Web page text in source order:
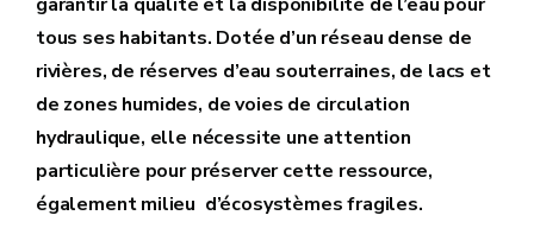
tous ses habitants. Dotée d’un réseau dense de
rivières, de réserves d’eau souterraines, de lacs et
de zones humides, de voies de circulation
hydraulique, elle nécessite une attention
particulière pour préserver cette ressource,
également milieu d’écosystèmes fragiles.